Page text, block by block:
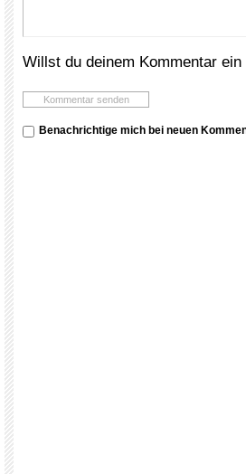
Willst du deinem Kommentar
Benachrichtige mich bei neuen